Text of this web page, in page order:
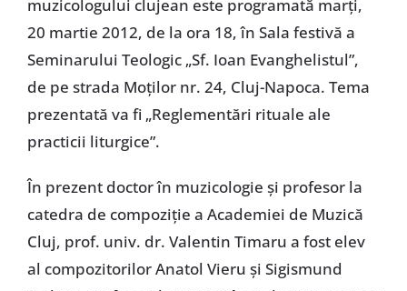
muzicologului clujean este programată marţi,
20 martie 2012, de la ora 18, în Sala festivă a
Seminarului Teologic „Sf. Ioan Evanghelistul”,
de pe strada Moţilor nr. 24, Cluj-Napoca. Tema
prezentată va fi „Reglementări rituale ale
practicii liturgice”.
În prezent doctor în muzicologie şi profesor la
catedra de compoziţie a Academiei de Muzică
Cluj, prof. univ. dr. Valentin Timaru a fost elev
al compozitorilor Anatol Vieru şi Sigismund